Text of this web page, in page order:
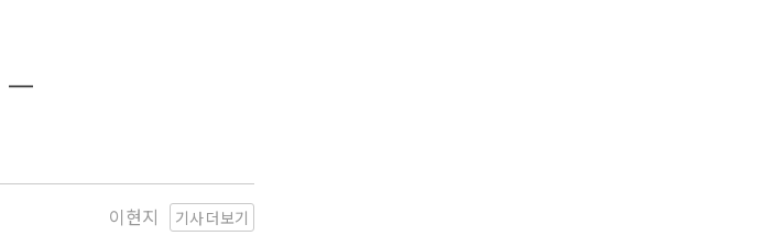
기사 더보기
이현지